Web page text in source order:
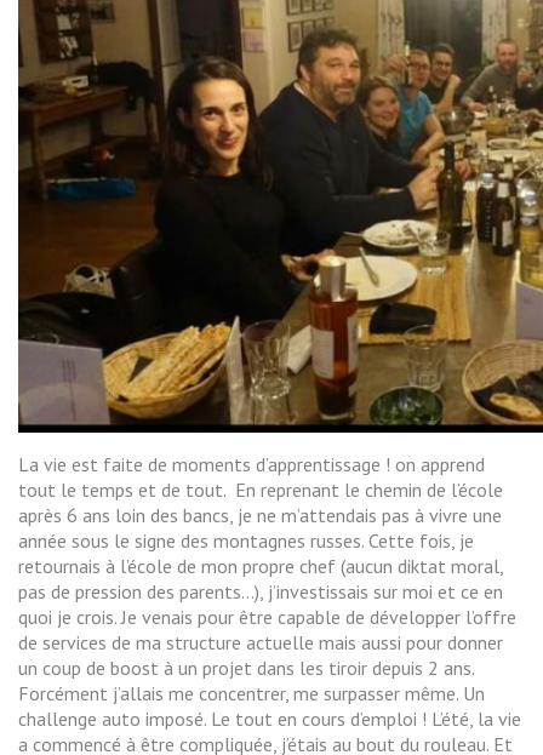
La vie est faite de moments d’apprentissage ! on apprend
tout le temps et de tout. En reprenant le chemin de l’école
après 6 ans loin des bancs, je ne m’attendais pas à vivre une
année sous le signe des montagnes russes. Cette fois, je
retournais à l’école de mon propre chef (aucun diktat moral,
pas de pression des parents…), j’investissais sur moi et ce en
quoi je crois. Je venais pour être capable de développer l’offre
de services de ma structure actuelle mais aussi pour donner
un coup de boost à un projet dans les tiroir depuis 2 ans.
Forcément j’allais me concentrer, me surpasser même. Un
challenge auto imposé. Le tout en cours d’emploi ! L’été, la vie
a commencé à être compliquée, j’étais au bout du rouleau. Et